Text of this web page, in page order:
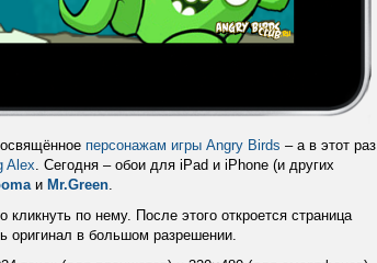
персонажам игры Angry Birds – а в этот раз
Alex. Сегодня – обои для iPad и iPhone (и других
и Mr.Green.
по нему. После этого откроется страница
оригинал в большом разрешении.